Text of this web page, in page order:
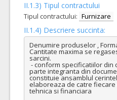
II.1.3) Tipul contractului
Tipul contractului: Furnizare
II.1.4) Descriere succinta:
Denumire produselor ,
Cantitate maxima se
sarcini.
parte integranta din
constituie ansamblul
elaboreaza de catre
tehnica si financiara